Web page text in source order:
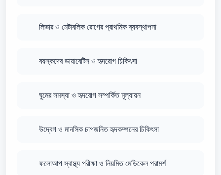
লিভার ও মেটাবলিক রোগের প্রাথমিক ব্যবস্থাপনা
বয়স্কদের ডায়াবেটিস ও হৃদরোগ চিকিৎসা
ঘুমের সমস্যা ও হৃদরোগ সম্পর্কিত মূল্যায়ন
উদ্বেগ ও মানসিক চাপজনিত হৃদকম্পনের চিকিৎসা
ফলোআপ স্বাস্থ্য পরীক্ষা ও নিয়মিত মেডিকেল পরামর্শ